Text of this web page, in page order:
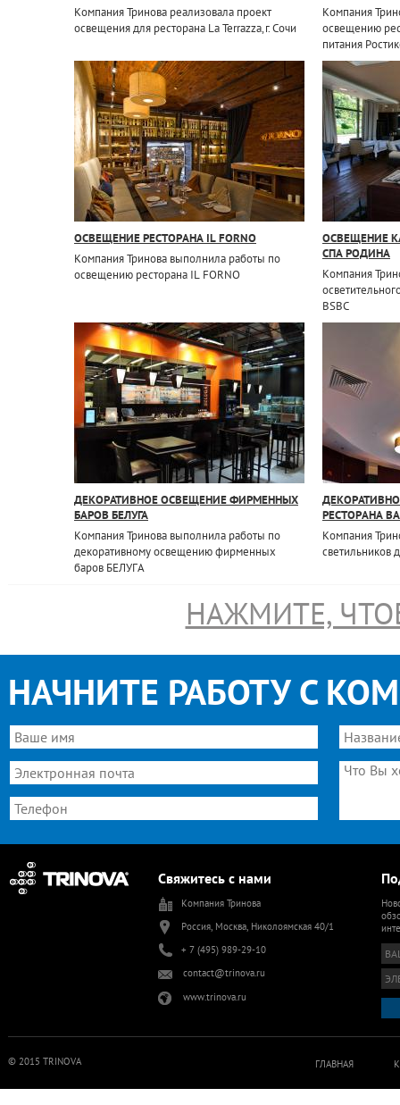
Компания Тринова реализовала проект
освещения для ресторана La Terrazza, г. Сочи
Компания
освещению
питания
ОСВЕЩЕНИЕ РЕСТОРАНА IL FORNO
Компания Тринова выполнила работы по
освещению ресторана IL FORNO
ОСВЕЩЕНИЕ
СПА РОДИНА
Компания
BSBC
ДЕКОРАТИВНОЕ ОСВЕЩЕНИЕ ФИРМЕННЫХ
БАРОВ БЕЛУГА
Компания Тринова выполнила работы по
декоративному освещению фирменных
баров БЕЛУГА
РЕСТОРАНА
Компания
светильников
НАЖМИТЕ,
НАЧНИТЕ РАБОТУ С
Свяжитесь с нами
Компания Тринова
Россия, Москва, Николоямская 40/1
+ 7 (495) 989-29-10
contact@trinova.ru
www.trinova.ru
ГЛАВНАЯ
© 2015 TRINOVA